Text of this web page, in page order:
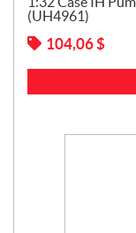
(UH4961)
104,06 $